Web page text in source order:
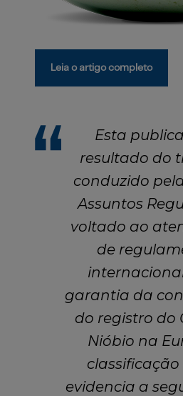
Leia o artigo completo
Esta
resultado do
conduzido
Assuntos
voltado ao
de
garantia da
do registro do
Nióbio na
evidencia a